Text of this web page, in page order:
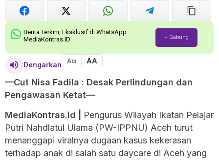
Berita Terkini, Eksklusif di WhatsApp
MediaKontras.ID
+ Gabung
Dengarkan Aa AA
—Cut Nisa Fadila : Desak Perlindungan dan
Pengawasan Ketat—
MediaKontras.id |
Pengurus Wilayah Ikatan Pelajar
Putri Nahdlatul Ulama (PW-IPPNU) Aceh turut
menanggapi viralnya dugaan kasus kekerasan
terhadap anak di salah satu daycare di Aceh yang